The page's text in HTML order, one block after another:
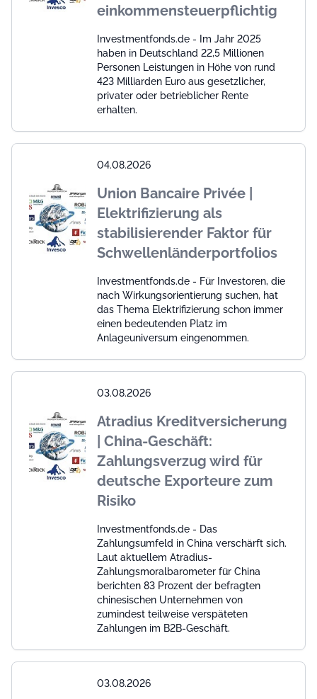
einkommensteuerpflichtig
Investmentfonds.de - Im Jahr 2025
haben in Deutschland 22,5 Millionen
Personen Leistungen in Höhe von rund
423 Milliarden Euro aus gesetzlicher,
privater oder betrieblicher Rente
erhalten.
04.08.2026
Union Bancaire Privée |
Elektrifizierung als
stabilisierender Faktor für
Schwellenländerportfolios
Investmentfonds.de - Für Investoren, die
nach Wirkungsorientierung suchen, hat
das Thema Elektrifizierung schon immer
einen bedeutenden Platz im
Anlageuniversum eingenommen.
03.08.2026
Atradius Kreditversicherung
| China-Geschäft:
Zahlungsverzug wird für
deutsche Exporteure zum
Risiko
Investmentfonds.de - Das
Zahlungsumfeld in China verschärft sich.
Laut aktuellem Atradius-
Zahlungsmoralbarometer für China
berichten 83 Prozent der befragten
chinesischen Unternehmen von
zumindest teilweise verspäteten
Zahlungen im B2B-Geschäft.
03.08.2026